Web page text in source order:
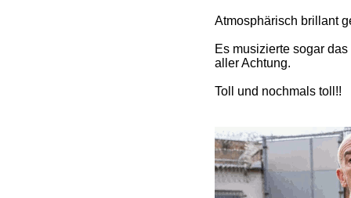
Atmosphärisch brillant
Es musizierte sogar das
aller Achtung.
Toll und nochmals toll!!